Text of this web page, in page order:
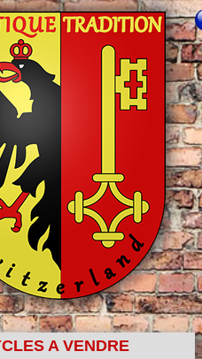
A VENDRE